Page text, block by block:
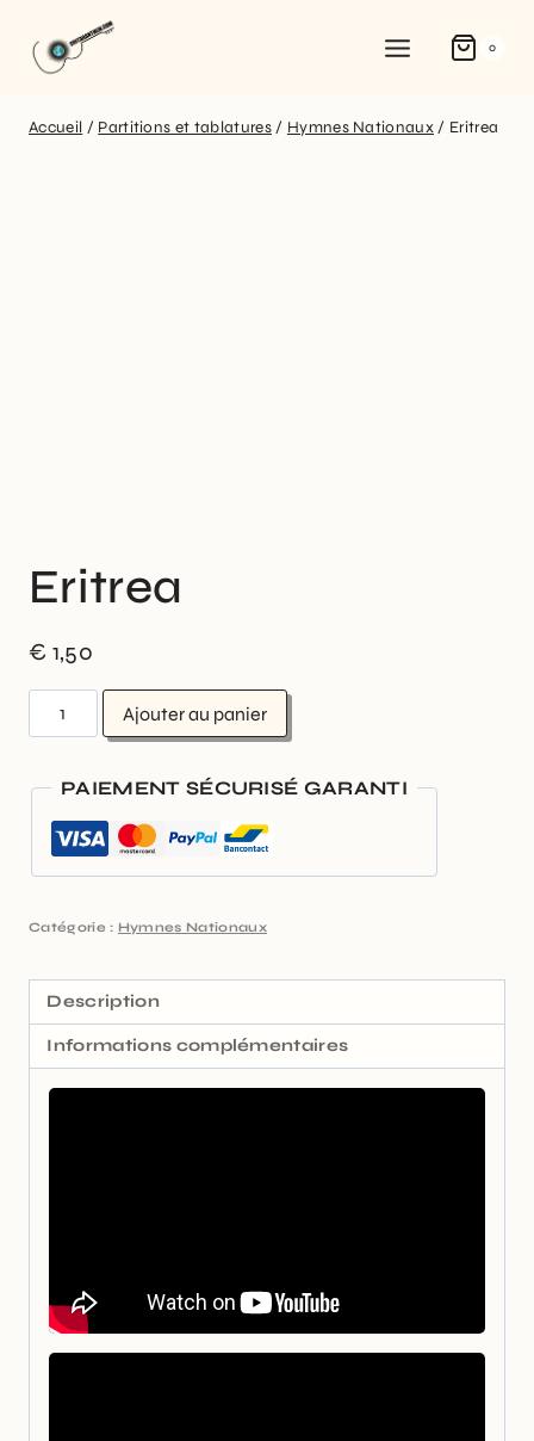
0
Accueil / Partitions et tablatures / Hymnes Nationaux / Eritrea
Eritrea
€ 1,50
Ajouter au panier
PAIEMENT SÉCURISÉ GARANTI
Catégorie : Hymnes Nationaux
Description
Informations complémentaires